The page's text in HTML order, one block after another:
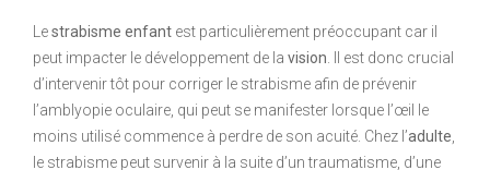
Lestrabisme enfant est particulièrement préoccupant car il
peut impacter le développement de la vision . Il est donc crucial
d’intervenir tôt pour corriger le strabisme afin de prévenir
l’amblyopie oculaire, qui peut se manifester lorsque l’œil le
moins utilisé commence à perdre de son acuité. Chez l’adulte
le strabisme peut survenir à la suite d’un traumatisme, d’une